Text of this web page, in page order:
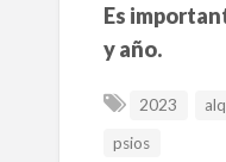
Es
y año.
2023
psios